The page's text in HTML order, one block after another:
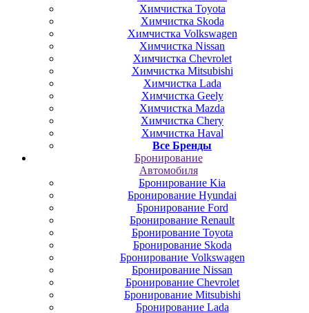
Химчистка Toyota
Химчистка Skoda
Химчистка Volkswagen
Химчистка Nissan
Химчистка Chevrolet
Химчистка Mitsubishi
Химчистка Lada
Химчистка Geely
Химчистка Mazda
Химчистка Chery
Химчистка Haval
Все Бренды
Бронирование
Автомобиля
Бронирование Kia
Бронирование Hyundai
Бронирование Ford
Бронирование Renault
Бронирование Toyota
Бронирование Skoda
Бронирование Volkswagen
Бронирование Nissan
Бронирование Chevrolet
Бронирование Mitsubishi
Бронирование Lada